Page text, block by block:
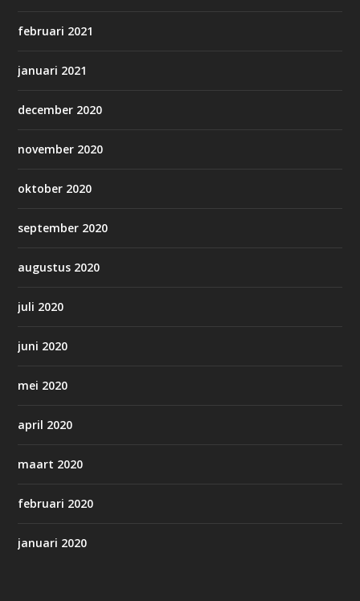
februari 2021
januari 2021
december 2020
november 2020
oktober 2020
september 2020
augustus 2020
juli 2020
juni 2020
mei 2020
april 2020
maart 2020
februari 2020
januari 2020